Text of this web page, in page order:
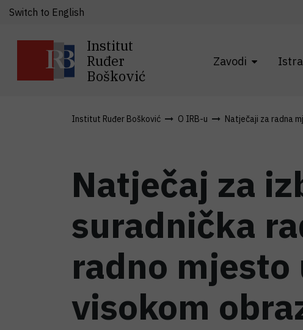
Institut
Ruđer
Bošković
Zavodi
Switch to English
Institut Ruđer Bošković O IRB-u Natječaji za radna
Natječaj za
suradnička
radno mjesto
visokom